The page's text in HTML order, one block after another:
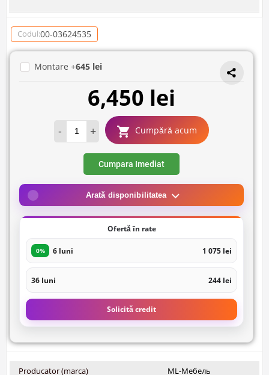
Codul:00-03624535
Montare +645 lei
6,450 lei
- + Cumpără acum
Cumpara Imediat
Arată disponibilitatea
Ofertă în rate
0% 6 luni 1 075 lei
36 luni 244 lei
Solicită credit
Producator (marca)
ML-Мебель